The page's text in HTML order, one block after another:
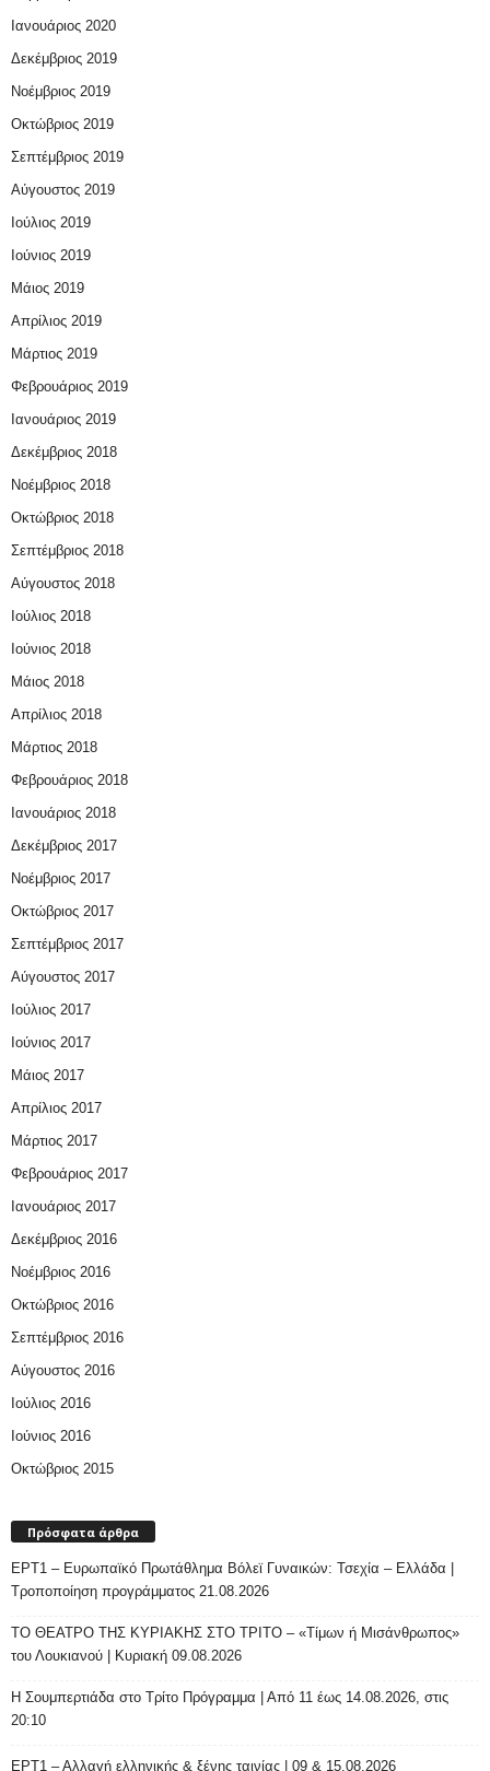
Ιανουάριος 2020
Δεκέμβριος 2019
Νοέμβριος 2019
Οκτώβριος 2019
Σεπτέμβριος 2019
Αύγουστος 2019
Ιούλιος 2019
Ιούνιος 2019
Μάιος 2019
Απρίλιος 2019
Μάρτιος 2019
Φεβρουάριος 2019
Ιανουάριος 2019
Δεκέμβριος 2018
Νοέμβριος 2018
Οκτώβριος 2018
Σεπτέμβριος 2018
Αύγουστος 2018
Ιούλιος 2018
Ιούνιος 2018
Μάιος 2018
Απρίλιος 2018
Μάρτιος 2018
Φεβρουάριος 2018
Ιανουάριος 2018
Δεκέμβριος 2017
Νοέμβριος 2017
Οκτώβριος 2017
Σεπτέμβριος 2017
Αύγουστος 2017
Ιούλιος 2017
Ιούνιος 2017
Μάιος 2017
Απρίλιος 2017
Μάρτιος 2017
Φεβρουάριος 2017
Ιανουάριος 2017
Δεκέμβριος 2016
Νοέμβριος 2016
Οκτώβριος 2016
Σεπτέμβριος 2016
Αύγουστος 2016
Ιούλιος 2016
Ιούνιος 2016
Οκτώβριος 2015
Πρόσφατα άρθρα
ΕΡΤ1 – Ευρωπαϊκό Πρωτάθλημα Βόλεϊ Γυναικών: Τσεχία – Ελλάδα |
Τροποποίηση προγράμματος 21.08.2026
ΤΟ ΘΕΑΤΡΟ ΤΗΣ ΚΥΡΙΑΚΗΣ ΣΤΟ ΤΡΙΤΟ – «Τίμων ή Μισάνθρωπος»
του Λουκιανού | Κυριακή 09.08.2026
H Σουμπερτιάδα στο Τρίτο Πρόγραμμα | Από 11 έως 14.08.2026, στις
20:10
ΕΡΤ1 – Αλλαγή ελληνικής & ξένης ταινίας | 09 & 15.08.2026